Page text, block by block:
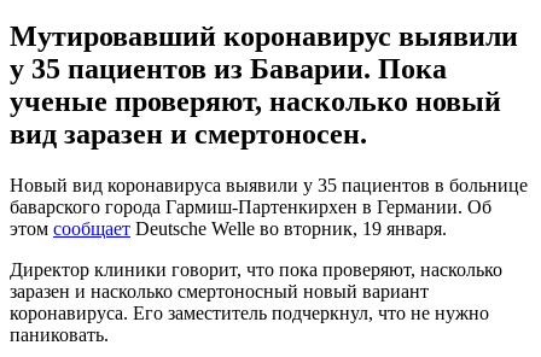
Мутировавший коронавирус выявили
у 35 пациентов из Баварии. Пока
ученые проверяют, насколько новый
вид заразен и смертоносен.
Новый вид коронавируса выявили у 35 пациентов в больнице
баварского города Гармиш-Партенкирхен в Германии. Об
этом сообщает Deutsche Welle во вторник, 19 января.
Директор клиники говорит, что пока проверяют, насколько
заразен и насколько смертоносный новый вариант
коронавируса. Его заместитель подчеркнул, что не нужно
паниковать.